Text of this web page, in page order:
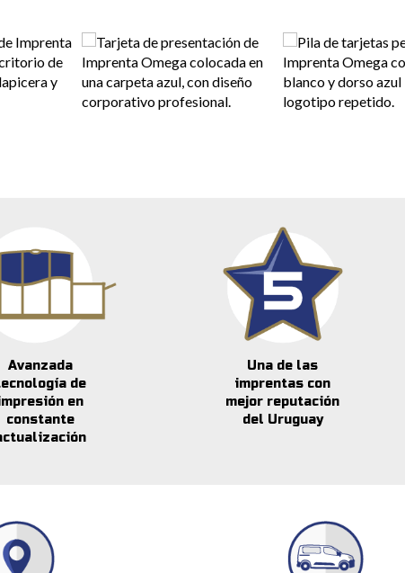
Avanzada
de
en
constante
Una de las
imprentas con
mejor reputación
del Uruguay